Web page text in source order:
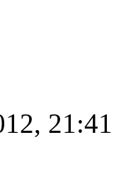
21:41